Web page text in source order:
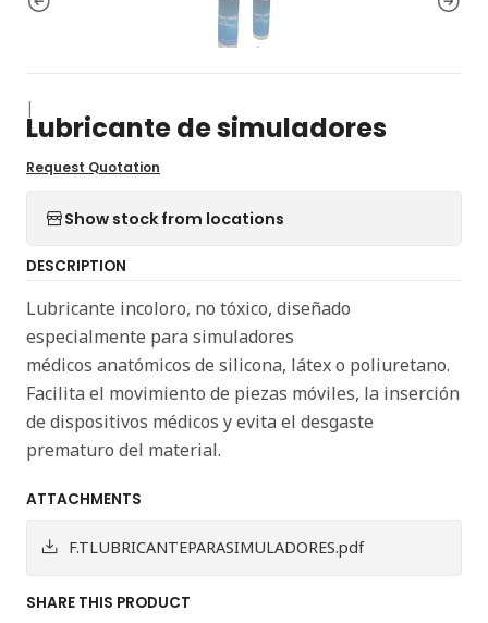
|
Lubricante de simuladores
Request Quotation
Show stock from locations
DESCRIPTION
Lubricante incoloro, no tóxico, diseñado
especialmente para simuladores
médicos anatómicos de silicona, látex o poliuretano.
Facilita el movimiento de piezas móviles, la inserción
de dispositivos médicos y evita el desgaste
prematuro del material.
ATTACHMENTS
F.TLUBRICANTEPARASIMULADORES.pdf
SHARE THIS PRODUCT